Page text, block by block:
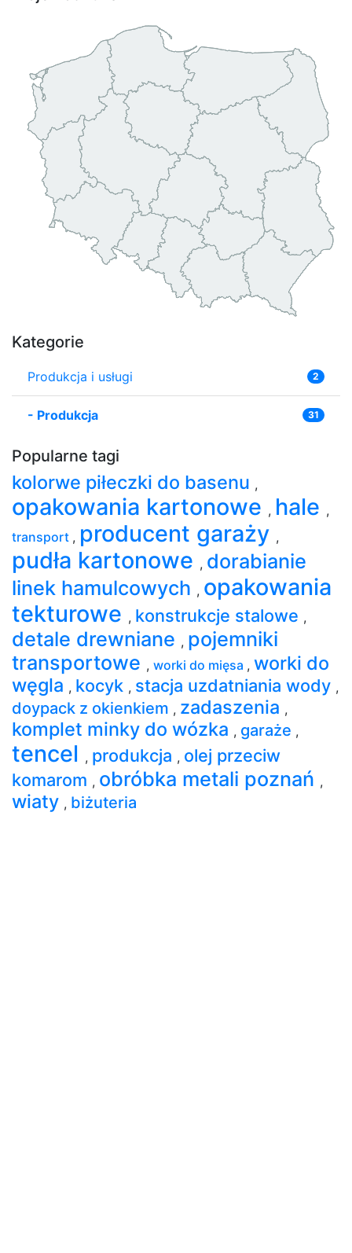
Kategorie
Produkcja i usługi 2
- Produkcja 31
Popularne tagi
kolorwe piłeczki do basenu ,
opakowania kartonowe , hale ,
transport , producent garaży ,
pudła kartonowe , dorabianie
linek hamulcowych , opakowania
tekturowe , konstrukcje stalowe ,
detale drewniane , pojemniki
transportowe , worki do mięsa , worki do
węgla , kocyk , stacja uzdatniania wody ,
doypack z okienkiem , zadaszenia ,
komplet minky do wózka , garaże ,
tencel , produkcja , olej przeciw
komarom , obróbka metali poznań ,
wiaty , biżuteria